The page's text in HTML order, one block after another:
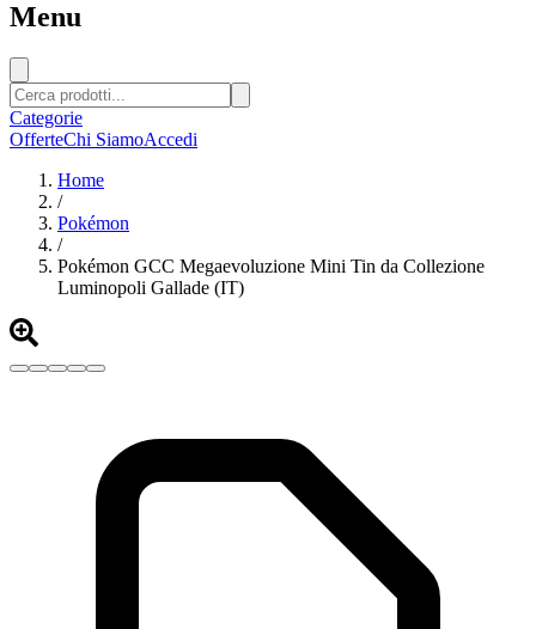
Menu
Categorie
OfferteChi SiamoAccedi
Home
/
Pokémon
/
Pokémon GCC Megaevoluzione Mini Tin da Collezione
Luminopoli Gallade (IT)